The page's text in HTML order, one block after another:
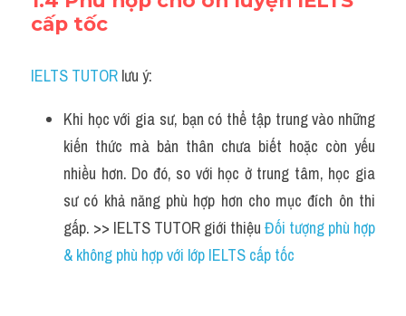
cấp tốc
IELTS TUTOR lưu ý:
Khi học với gia sư, bạn có thể tập trung vào những
kiến thức mà bản thân chưa biết hoặc còn yếu
nhiều hơn. Do đó, so với học ở trung tâm, học gia
sư có khả năng phù hợp hơn cho mục đích ôn thi
gấp. >> IELTS TUTOR giới thiệu Đối tượng phù hợp
& không phù hợp với lớp IELTS cấp tốc